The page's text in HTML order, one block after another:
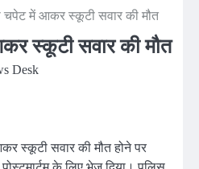
चपेट में आकर स्कूटी सवार की मौत
स्कूटी सवार की मौत
Desk
स्कूटी सवार की मौत होने पर